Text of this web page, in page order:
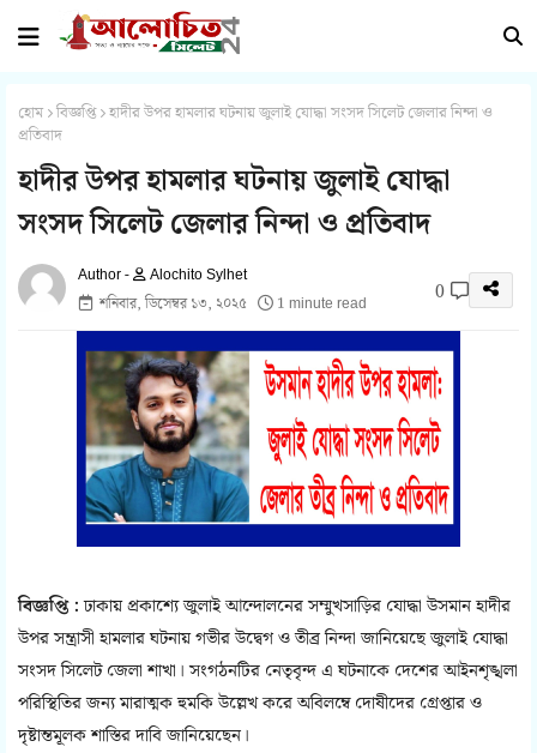
হোম বিজ্ঞপ্তি হাদীর উপর হামলার ঘটনায় জুলাই যোদ্ধা সংসদ সিলেট জেলার নিন্দা ও
প্রতিবাদ
হাদীর উপর হামলার ঘটনায় জুলাই যোদ্ধা
সংসদ সিলেট জেলার নিন্দা ও প্রতিবাদ
Alochito Sylhet
শনিবার, ডিসেম্বর ১৩, ২০২৫
1 minute read 0
বিজ্ঞপ্তি :ঢাকায় প্রকাশ্যে জুলাই আন্দোলনের সম্মুখসাড়ির যোদ্ধা উসমান হাদীর
উপর সন্ত্রাসী হামলার ঘটনায় গভীর উদ্বেগ ও তীব্র নিন্দা জানিয়েছে জুলাই যোদ্ধা
সংসদ সিলেট জেলা শাখা। সংগঠনটির নেতৃবৃন্দ এ ঘটনাকে দেশের আইনশৃঙ্খলা
পরিস্থিতির জন্য মারাত্মক হুমকি উল্লেখ করে অবিলম্বে দোষীদের গ্রেপ্তার ও
দৃষ্টান্তমূলক শাস্তির দাবি জানিয়েছেন।